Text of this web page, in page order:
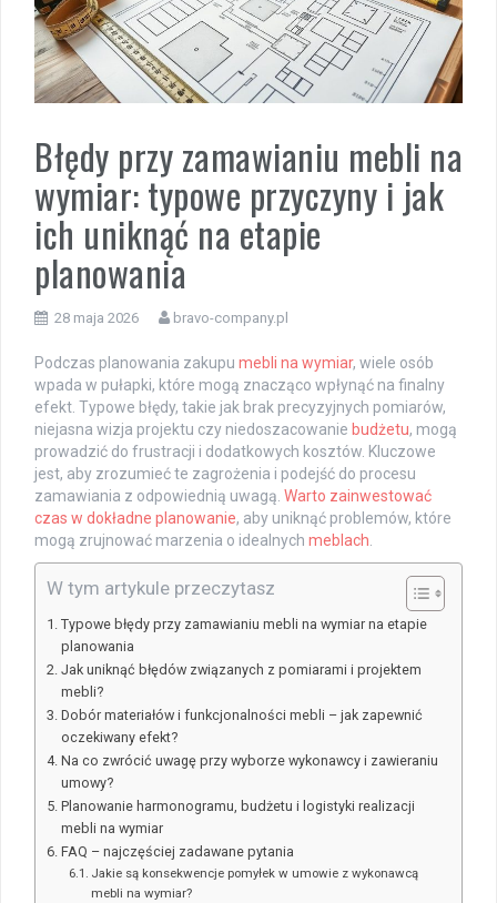
Błędy przy zamawianiu mebli na
wymiar: typowe przyczyny i jak
ich uniknąć na etapie
planowania
28 maja 2026 bravo-company.pl
Podczas planowania zakupu mebli na wymiar, wiele osób
wpada w pułapki, które mogą znacząco wpłynąć na finalny
efekt. Typowe błędy, takie jak brak precyzyjnych pomiarów,
niejasna wizja projektu czy niedoszacowanie budżetu, mogą
prowadzić do frustracji i dodatkowych kosztów. Kluczowe
jest, aby zrozumieć te zagrożenia i podejść do procesu
zamawiania z odpowiednią uwagą. Warto zainwestować
czas w dokładne planowanie, aby uniknąć problemów, które
mogą zrujnować marzenia o idealnych meblach
W tym artykule przeczytasz
Typowe błędy przy zamawianiu mebli na wymiar na etapie
planowania
Jak uniknąć błędów związanych z pomiarami i projektem
mebli?
Dobór materiałów i funkcjonalności mebli – jak zapewnić
oczekiwany efekt?
Na co zwrócić uwagę przy wyborze wykonawcy i zawieraniu
umowy?
Planowanie harmonogramu, budżetu i logistyki realizacji
mebli na wymiar
FAQ – najczęściej zadawane pytania
Jakie są konsekwencje pomyłek w umowie z wykonawcą
mebli na wymiar?